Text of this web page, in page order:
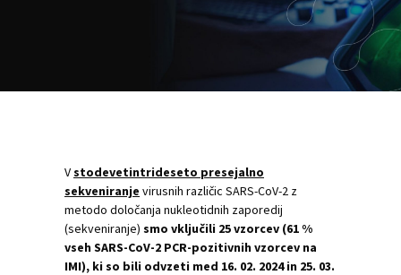
Vstodevetintrideseto presejalno
sekveniranje virusnih različic SARS-CoV-2 z
metodo določanja nukleotidnih zaporedij
(sekveniranje) smo vključili 25 vzorcev (61 %
vseh SARS-CoV-2 PCR-pozitivnih vzorcev na
IMI), ki so bili odvzeti med 16. 02. 2024 in 25. 03.